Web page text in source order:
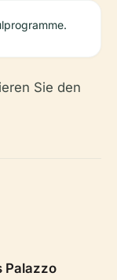
Sie den
Palazzo